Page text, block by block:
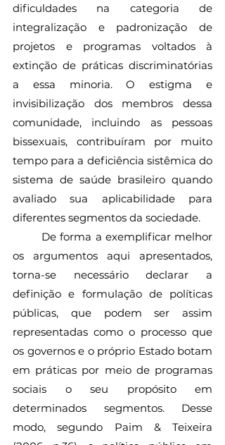
dificuldades na categoria de
integralização e padronização de
projetos e programas voltados à
extinção de práticas discriminatórias
a essa minoria. O estigma e
invisibilização dos membros dessa
comunidade, incluindo as pessoas
bissexuais, contribuíram por muito
tempo para a deficiência sistêmica do
sistema de saúde brasileiro quando
avaliado sua aplicabilidade para
diferentes segmentos da sociedade.
os argumentos aqui apresentados,
torna-se necessário declarar a
definição e formulação de políticas
públicas, que podem ser assim
representadas como o processo que
os governos e o próprio Estado botam
em práticas por meio de programas
sociais o seu propósito em
determinados segmentos. Desse
modo, segundo Paim & Teixeira